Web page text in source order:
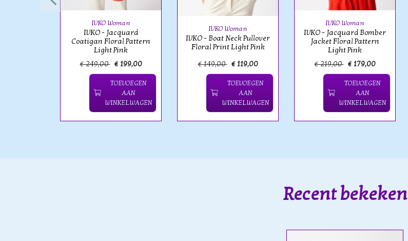
IVKO Woman
IVKO - Jacquard
Coatigan Floral Pattern
Light Pink
€ 249,00 € 199,00
TOEVOEGEN
AAN
WINKELWAGEN
IVKO Woman
IVKO - Boat Neck Pullover
Floral Print Light Pink
€ 149,00 € 119,00
TOEVOEGEN
AAN
WINKELWAGEN
IVKO Woman
IVKO - Jacquard Bomber
Jacket Floral Pattern
Light Pink
€ 219,00 € 179,00
TOEVOEGEN
AAN
WINKELWAGEN
Recent bekeken